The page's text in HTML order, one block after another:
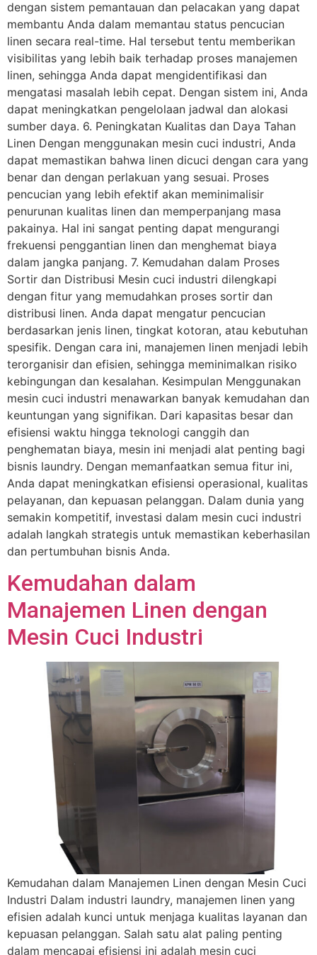
dengan sistem pemantauan dan pelacakan yang dapat
membantu Anda dalam memantau status pencucian
linen secara real-time. Hal tersebut tentu memberikan
visibilitas yang lebih baik terhadap proses manajemen
linen, sehingga Anda dapat mengidentifikasi dan
mengatasi masalah lebih cepat. Dengan sistem ini, Anda
dapat meningkatkan pengelolaan jadwal dan alokasi
sumber daya. 6. Peningkatan Kualitas dan Daya Tahan
Linen Dengan menggunakan mesin cuci industri, Anda
dapat memastikan bahwa linen dicuci dengan cara yang
benar dan dengan perlakuan yang sesuai. Proses
pencucian yang lebih efektif akan meminimalisir
penurunan kualitas linen dan memperpanjang masa
pakainya. Hal ini sangat penting dapat mengurangi
frekuensi penggantian linen dan menghemat biaya
dalam jangka panjang. 7. Kemudahan dalam Proses
Sortir dan Distribusi Mesin cuci industri dilengkapi
dengan fitur yang memudahkan proses sortir dan
distribusi linen. Anda dapat mengatur pencucian
berdasarkan jenis linen, tingkat kotoran, atau kebutuhan
spesifik. Dengan cara ini, manajemen linen menjadi lebih
terorganisir dan efisien, sehingga meminimalkan risiko
kebingungan dan kesalahan. Kesimpulan Menggunakan
mesin cuci industri menawarkan banyak kemudahan dan
keuntungan yang signifikan. Dari kapasitas besar dan
efisiensi waktu hingga teknologi canggih dan
penghematan biaya, mesin ini menjadi alat penting bagi
bisnis laundry. Dengan memanfaatkan semua fitur ini,
Anda dapat meningkatkan efisiensi operasional, kualitas
pelayanan, dan kepuasan pelanggan. Dalam dunia yang
semakin kompetitif, investasi dalam mesin cuci industri
adalah langkah strategis untuk memastikan keberhasilan
dan pertumbuhan bisnis Anda.
Kemudahan dalam
Manajemen Linen dengan
Mesin Cuci Industri
Kemudahan dalam Manajemen Linen dengan Mesin Cuci
Industri Dalam industri laundry, manajemen linen yang
efisien adalah kunci untuk menjaga kualitas layanan dan
kepuasan pelanggan. Salah satu alat paling penting
dalam mencapai efisiensi ini adalah mesin cuci